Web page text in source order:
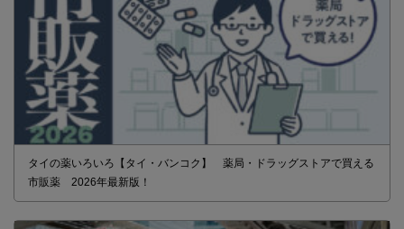
タイの薬いろいろ【タイ・バンコク】 薬局・ドラッグストアで買える
市販薬 2026年最新版！